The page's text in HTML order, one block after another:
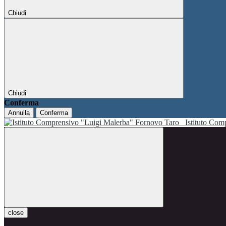
Chiudi
Chiudi
Conferma
Annulla Conferma
Istituto
close